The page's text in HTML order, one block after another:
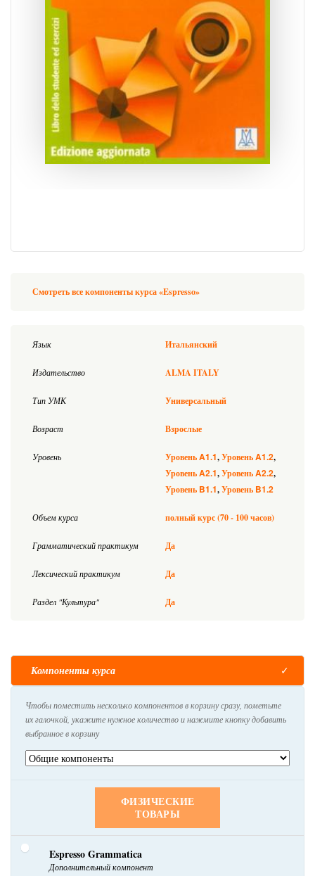
Смотреть все компоненты курса «Espresso»
Язык Итальянский
Издательство ALMA ITALY
Тип УМК Универсальный
Возраст Взрослые
Уровень УровеньA1.1 УровеньA1.2
УровеньA2.1 УровеньA2.2
Уровень B1.1 Уровень B1.2
Объем курса полный курс (70 - 100 часов)
Грамматический практикум Да
Лексический практикум Да
Раздел "Культура" Да
Компоненты курса
Чтобы поместить несколько компонентов в корзину сразу, пометьте
их галочкой, укажите нужное количество и нажмите кнопку добавить
выбранное в корзину
ФИЗИЧЕСКИЕ
ТОВАРЫ
Espresso Grammatica
Дополнительный компонент